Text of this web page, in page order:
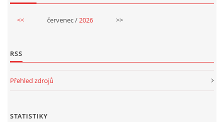
<< červenec / 2026 >>
RSS
Přehled zdrojů
STATISTIKY